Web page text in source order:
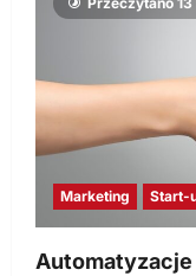
Marketing Start-